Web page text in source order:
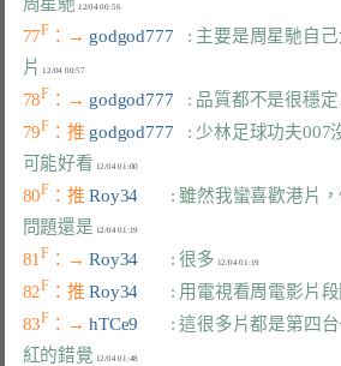
12/04 00:56
77F ：→ godgod777 : 主要是周星馳自
片
12/04 00:57
78F ：→ godgod777 : 品質都不是很穩定
79F ：推 godgod777 : 少林足球功夫007
可能好看
80F ：推 Roy34 : 雖然我蠻喜歡港片
問題還是
81F ：→ Roy34 : 很多
82F ：推 Roy34 : 用電視看周電影片
83F ：→ hTCe9 : 這很多片都是第四
紅的錯覺